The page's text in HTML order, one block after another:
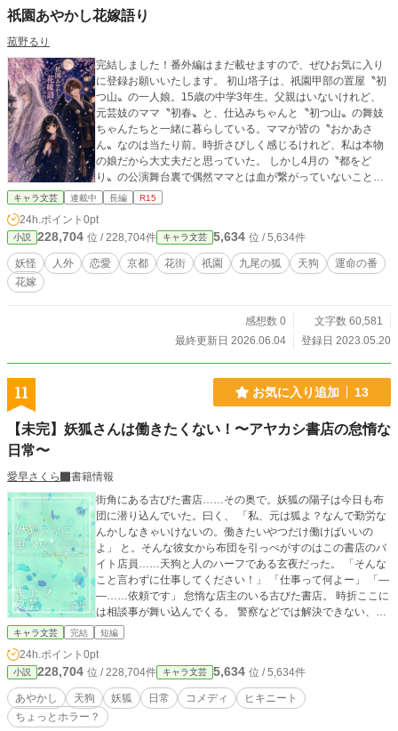
祇園あやかし花嫁語り
菰野るり
完結しました！番外編はまだ載せますので、ぜひお気に入り
に登録お願いいたします。 初山塔子は、祇園甲部の置屋〝初
つ山〟の一人娘。15歳の中学3年生。父親はいないけれど、
元芸妓のママ〝初春〟と、仕込みちゃんと〝初つ山〟の舞妓
ちゃんたちと一緒に暮らしている。ママが皆の〝おかあさ
ん〟なのは当たり前。時折さびしく感じるけれど、私は本物
の娘だから大丈夫だと思っていた。 しかし4月の〝都をど
り〟の公演舞台裏で偶然ママとは血が繋がっていないことを
知ってしまう。ショックを受けた私が迷い込んだ枝垂れ桜咲
でした。 ※処女作〝祇園あやかし綺譚〜私、妖の花嫁になり
ます〜〟の全ての文と構成を完全リライトしました！
キャラ文芸 連載中 長編 R15
24h.ポイント 0pt
小説 228,704 位 / 228,704件 キャラ文芸 5,634 位 / 5,634件
妖怪 人外 恋愛 京都 花街 祇園 九尾の狐 天狗
運命の番
花嫁
感想数 0
文字数 60,581
最終更新日 2026.06.04
登録日 2023.05.20
11 お気に入り追加 13
【未完】妖狐さんは働きたくない！〜アヤカシ書店の怠惰な
日常〜
愛早さくら
書籍情報
街角にある古びた書店……その奥で。妖狐の陽子は今日も布
団に潜り込んでいた。曰く、 「私、元は狐よ？なんで勤労な
んかしなきゃいけないの。働きたいやつだけ働けばいいの
よ」 と。そんな彼女から布団を引っぺがすのはこの書店のバ
イト店員……天狗と人のハーフである玄夜だった。 「そんな
こと言わずに仕事してください！」 「仕事って何よー」 「―
―……依頼です」 怠惰な店主のいる古びた書店。 時折ここに
は相談事が舞い込んでくる。 警察などでは解決できない、少
し不可思議な相談事が。 普段は寝てばかりの怠惰な陽子が
か』があった。 とある街の片隅に住まう、人ならざる者達が
人やそれ以外所以の少し不思議を解決したりしなかったりす
る短編連作。 ……になる予定です。 怠惰な妖狐と勤勉な天狗
（と人とのハーフ）の騒がしかったりそうじゃなかったりす
る日常を、よろしれば少しだけ、覗いていってみませんか？
キャラ文芸 完結 短編
24h.ポイント 0pt
小説 228,704 位 / 228,704件 キャラ文芸 5,634 位 / 5,634件
あやかし 天狗 妖狐 日常 コメディ
ヒキニート
ちょっとホラー？